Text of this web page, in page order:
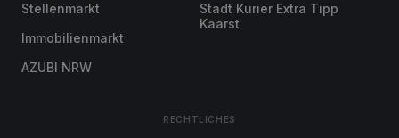
Stellenmarkt
Immobilienmarkt
AZUBI NRW
Stadt Kurier Extra Tipp
Kaarst
RECHTLICHES